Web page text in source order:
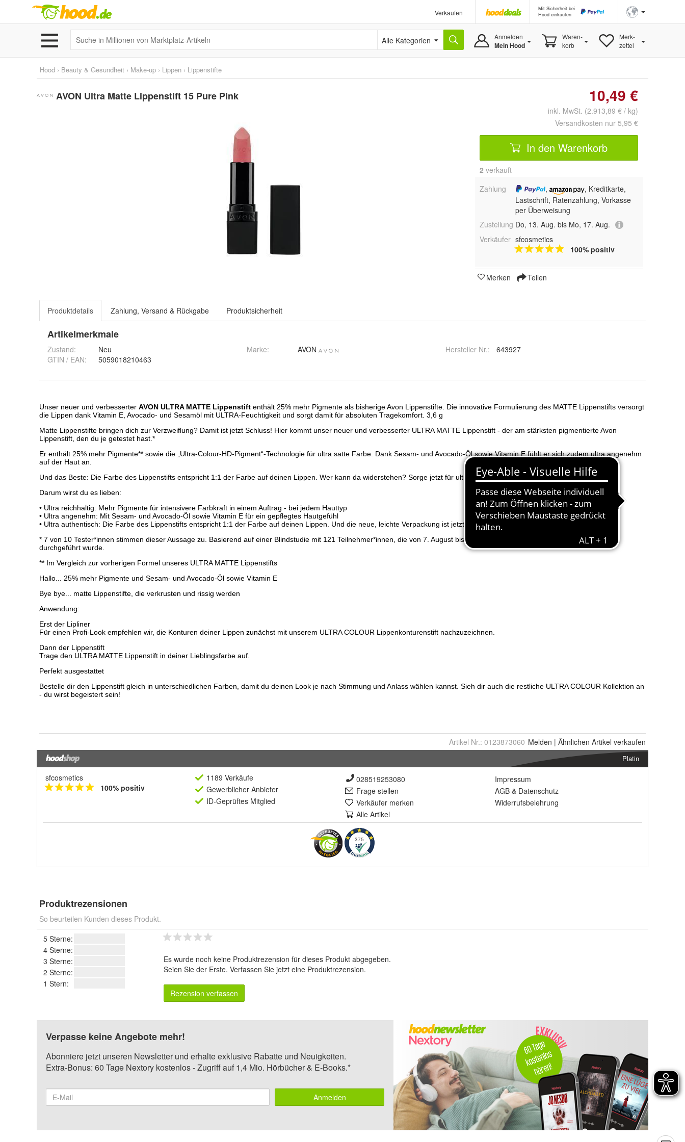
Verkaufen
Mit Sicherheit bei
Hood einkaufen
Alle Kategorien Anmelden
Mein Hood
Waren-
korb
Merk-
zettel
Hood › Beauty & Gesundheit › Make-up › Lippen › Lippenstifte
AVON Ultra Matte Lippenstift 15 Pure Pink 10,49 €
inkl. MwSt. (2.913,89 € / kg)
Versandkosten nur 5,95 €
In den Warenkorb
2 verkauft
Zahlung
,
, Kreditkarte,
Lastschrift, Ratenzahlung, Vorkasse
per Überweisung
Zustellung Do, 13. Aug. bis Mo, 17. Aug.
Verkäufer sfcosmetics
100% positiv
Merken Teilen
Produktdetails Zahlung, Versand & Rückgabe Produktsicherheit
Artikelmerkmale
Zustand:
Neu
GTIN / EAN:
5059018210463
Marke: AVON Hersteller Nr.: 643927
Artikel Nr.: 0123873060 Melden | Ähnlichen Artikel verkaufen
Platin
sfcosmetics
100% positiv
1189 Verkäufe
Gewerblicher Anbieter
ID-Geprüftes Mitglied
028519253080
Frage stellen
Verkäufer merken
Alle Artikel
Impressum
AGB & Datenschutz
Widerrufsbelehrung
375
Produktrezensionen
So beurteilen Kunden dieses Produkt.
5 Sterne:
4 Sterne:
3 Sterne:
2 Sterne:
1 Stern:
Es wurde noch keine Produktrezension für dieses Produkt abgegeben.
Seien Sie der Erste. Verfassen Sie jetzt eine Produktrezension.
Rezension verfassen
Verpasse keine Angebote mehr!
Abonniere jetzt unseren Newsletter und erhalte exklusive Rabatte und Neuigkeiten.
Extra-Bonus: 60 Tage Nextory kostenlos - Zugriff auf 1,4 Mio. Hörbücher & E-Books.*
Anmelden